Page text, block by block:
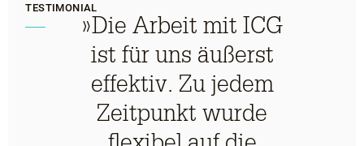
TESTIMONIAL
»Die Arbeit mit ICG
ist für uns äußerst
effektiv. Zu jedem
Zeitpunkt wurde